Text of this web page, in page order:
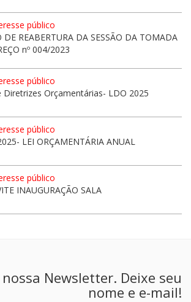
público
DE REABERTURA DA SESSÃO DA TOMADA
nº 004/2023
público
Diretrizes Orçamentárias- LDO 2025
público
LEI ORÇAMENTÁRIA ANUAL
público
INAUGURAÇÃO SALA
nossa Newsletter. Deixe seu
nome e e-mail!